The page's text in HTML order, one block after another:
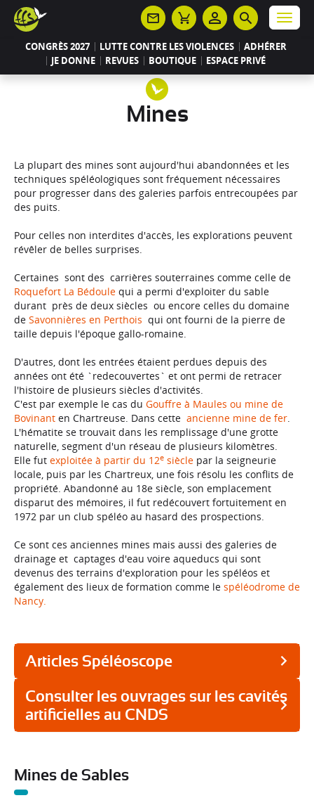
CONGRÈS 2027 LUTTE CONTRE LES VIOLENCES
ADHÉRER
JE DONNE
REVUES BOUTIQUE ESPACE PRIVÉ
Menu
Mines
La plupart des mines sont aujourd'hui abandonnées et les
techniques spéléologiques sont fréquement nécessaires
pour progresser dans des galeries parfois entrecoupées par
des puits.
Pour celles non interdites d'accès, les explorations peuvent
révêler de belles surprises.
Certaines sont des carrières souterraines comme celle de
Roquefort La Bédoule qui a permi d'exploiter du sable
durant près de deux siècles ou encore celles du domaine
de Savonnières en Perthois qui ont fourni de la pierre de
taille depuis l'époque gallo-romaine.
D'autres, dont les entrées étaient perdues depuis des
années ont été `redecouvertes` et ont permi de retracer
l'histoire de plusieurs siècles d'activités.
C'est par exemple le cas du Gouffre à Maules ou mine de
Bovinant en Chartreuse. Dans cette ancienne mine de fer.
L'hématite se trouvait dans les remplissage d'une grotte
naturelle, segment d'un réseau de plusieurs kilomètres.
Elle fut exploitée à partir du 12e siècle par la seigneurie
locale, puis par les Chartreux, une fois résolu les conflits de
propriété. Abandonné au 18e siècle, son emplacement
disparut des mémoires, il fut redécouvert fortuitement en
1972 par un club spéléo au hasard des prospections.
Ce sont ces anciennes mines mais aussi des galeries de
drainage et captages d'eau voire aqueducs qui sont
devenus des terrains d'exploration pour les spéléos et
également des lieux de formation comme le spéléodrome de
Nancy.
Articles Spéléoscope
Consulter les ouvrages sur les cavités
artificielles au CNDS
Mines de Sables
Panneau de gestion des cookies